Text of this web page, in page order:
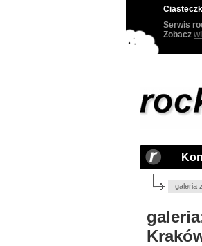
Serwis
Zobacz
galeria